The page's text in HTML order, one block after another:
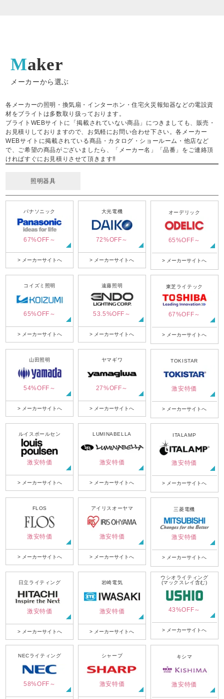
Maker
メーカーから選ぶ
各メーカーの照明・換気扇・インターホン・住宅火災報知器などの電設資
材をブライトは多数取り扱っております。
ブライトWEBサイトに「掲載されていない商品」につきましても、販売・
お見積りしておりますので、お気軽にお問い合わせ下さい。各メーカー
WEBサイトに掲載されている商品・カタログ・ショールーム・他店など
で、ご希望の商品がございましたら、「メーカー名」「品番」をご連絡頂
ければすぐにお見積りさせて頂きます‼
照明器具
パナソニック
67%OFF～
> メーカーサイトへ
大光電機
72%OFF～
> メーカーサイトへ
オーデリック
65%OFF～
> メーカーサイトへ
コイズミ照明
65%OFF～
> メーカーサイトへ
遠藤照明
53.5%OFF～
> メーカーサイトへ
東芝ライテック
67%OFF～
> メーカーサイトへ
山田照明
54%OFF～
> メーカーサイトへ
ヤマギワ
27%OFF～
> メーカーサイトへ
TOKISTAR
激安特価
> メーカーサイトへ
ルイスポールセン
激安特価
> メーカーサイトへ
LUMINABELLA
激安特価
> メーカーサイトへ
ITALAMP
激安特価
> メーカーサイトへ
FLOS
激安特価
> メーカーサイトへ
アイリスオーヤマ
激安特価
> メーカーサイトへ
三菱電機
激安特価
> メーカーサイトへ
日立ライティング
激安特価
> メーカーサイトへ
岩崎電気
激安特価
> メーカーサイトへ
ウシオライティング
(マックスレイ含む)
43%OFF～
> メーカーサイトへ
NECライティング
58%OFF～
シャープ
激安特価
キシマ
激安特価